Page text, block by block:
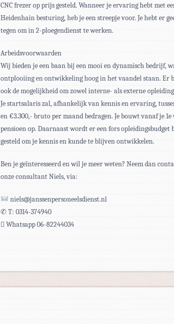
CNC frezer op prijs gesteld. Wanneer je ervaring hebt met
Heidenhain besturing, heb je een streepje voor. Je hebt er
tegen om in 2-ploegendienst te werken.
Arbeidsvoorwaarden
Wij bieden je een baan bij een mooi en dynamisch bedrijf,
ontplooiing en ontwikkeling hoog in het vaandel staan. Er
ook de mogelijkheid om zowel interne- als externe
Je startsalaris zal, afhankelijk van kennis en ervaring,
en €3.300,- bruto per maand bedragen. Je bouwt vanaf je 1e
pensioen op. Daarnaast wordt er een fors opleidingsbudget
gesteld om je kennis en kunde te blijven ontwikkelen.
Ben je geïnteresseerd en wil je meer weten? Neem dan
onze consultant Niels, via:
niels@janssenpersoneelsdienst.nl
✆ T: 0314-374940
 Whatsapp 06-82244034